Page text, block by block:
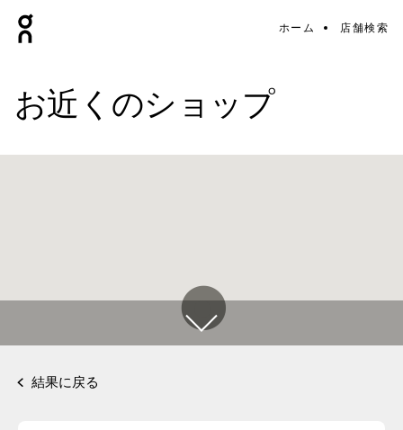
ホーム 店舗検索
お近くのショップ
結果に戻る